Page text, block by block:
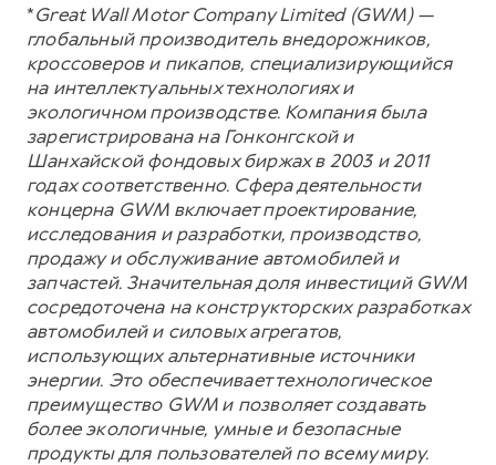
*Great Wall Motor Company Limited (GWM) —
глобальный производитель внедорожников,
кроссоверов и пикапов, специализирующийся
на интеллектуальных технологиях и
экологичном производстве. Компания была
зарегистрирована на Гонконгской и
Шанхайской фондовых биржах в 2003 и 2011
годах соответственно. Сфера деятельности
концерна GWM включает проектирование,
исследования и разработки, производство,
продажу и обслуживание автомобилей и
запчастей. Значительная доля инвестиций GWM
сосредоточена на конструкторских разработках
автомобилей и силовых агрегатов,
использующих альтернативные источники
энергии. Это обеспечивает технологическое
преимущество GWM и позволяет создавать
более экологичные, умные и безопасные
продукты для пользователей по всему миру.